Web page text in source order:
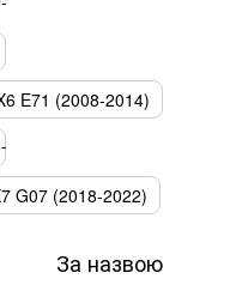
E71 (2008-2014)
G07 (2018-2022)
За назвою